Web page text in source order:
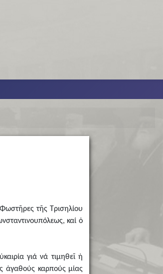
τῆς Τρισηλίου
καί ὁ
γιά νά τιμηθεῖ ἡ
ἀγαθούς καρπούς μίας